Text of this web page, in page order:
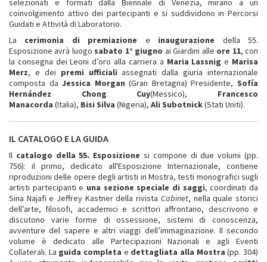
selezionati e formati dalla Biennale di Venezia, mirano a un
coinvolgimento attivo dei partecipanti e si suddividono in Percorsi
Guidati e Attività di Laboratorio.
La cerimonia di premiazione e inaugurazione della 55.
Esposizione avrà luogo sabato 1° giugno ai Giardini alle ore 11, con
la consegna dei Leoni d’oro alla carriera a Maria Lassnig e Marisa
Merz, e dei premi ufficiali assegnati dalla giuria internazionale
composta daJessica Morgan (Gran Bretagna) Presidente,Sofía
Hernández Chong Cuy(Messico), Francesco
Manacorda (Italia), Bisi Silva (Nigeria), Ali Subotnick(Stati Uniti).
IL CATALOGO E LA GUIDA
Il catalogo della 55. Esposizione si compone di due volumi (pp.
756): il primo, dedicato all'Esposizione Internazionale, contiene
riproduzioni delle opere degli artisti in Mostra, testi monografici sugli
artisti partecipanti e una sezione speciale di saggi, coordinati da
Sina Najafi e Jeffrey Kastner della rivista Cabinet, nella quale storici
dell’arte, filosofi, accademici e scrittori affrontano, descrivono e
discutono varie forme di ossessione, sistemi di conoscenza,
avventure del sapere e altri viaggi dell’immaginazione. Il secondo
volume è dedicato alle Partecipazioni Nazionali e agli Eventi
Collaterali. La guida completa e dettagliata alla Mostra(pp. 304)